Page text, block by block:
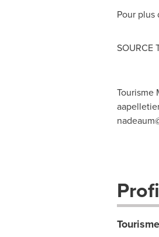
Pour
SOURCE
Tourisme